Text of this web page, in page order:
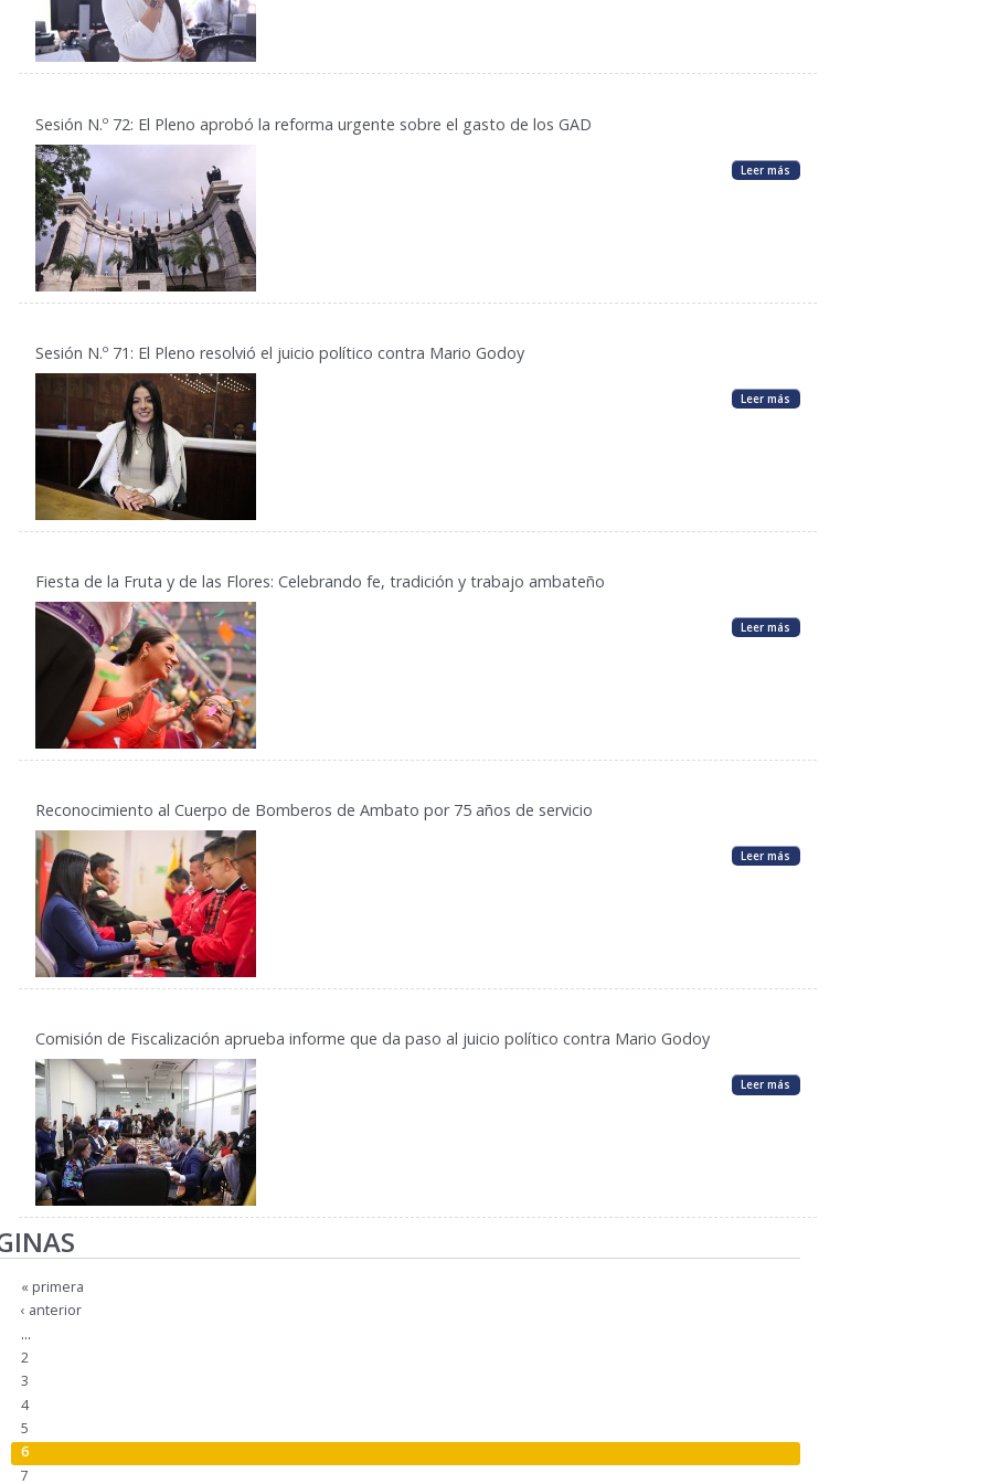
Sesión N.º 72: El Pleno aprobó la reforma urgente sobre el gasto de los GAD
Leer más
Sesión N.º 71: El Pleno resolvió el juicio político contra Mario Godoy
Leer más
Fiesta de la Fruta y de las Flores: Celebrando fe, tradición y trabajo ambateño
Leer más
Reconocimiento al Cuerpo de Bomberos de Ambato por 75 años de servicio
Leer más
Comisión de Fiscalización aprueba informe que da paso al juicio político contra Mario Godoy
Leer más
« primera
‹ anterior
…
2
3
4
5
6
7